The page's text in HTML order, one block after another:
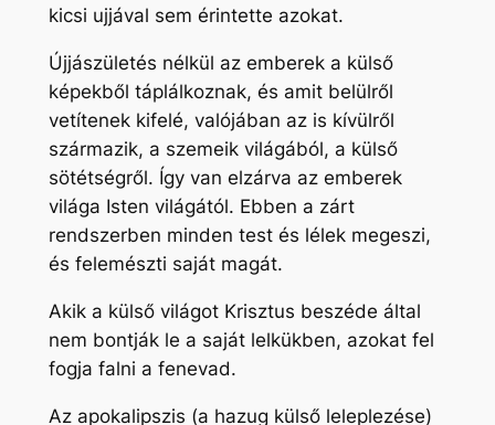
kicsi ujjával sem érintette azokat.
Újjászületés nélkül az emberek a külső
képekből táplálkoznak, és amit belülről
vetítenek kifelé, valójában az is kívülről
származik, a szemeik világából, a külső
sötétségről. Így van elzárva az emberek
világa Isten világától. Ebben a zárt
rendszerben minden test és lélek megeszi,
és felemészti saját magát.
Akik a külső világot Krisztus beszéde által
nem bontják le a saját lelkükben, azokat fel
fogja falni a fenevad.
Az apokalipszis (a hazug külső leleplezése)